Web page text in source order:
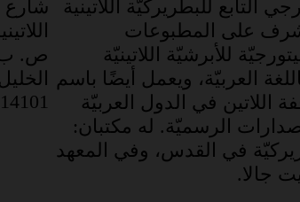
التابع للبطريركيّة اللاتينية
على المطبوعات
للأبرشيّة اللاتينيّة
العربيّة، ويعمل أيضًا باسم
اللاتين في الدول العربيّة
الرسميّة. له مكتبان:
في القدس، وفي المعهد
جالا.
شارع